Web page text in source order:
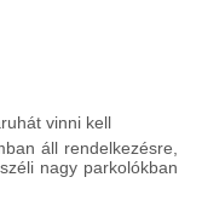
vinni kell
áll rendelkezésre,
nagy parkolókban